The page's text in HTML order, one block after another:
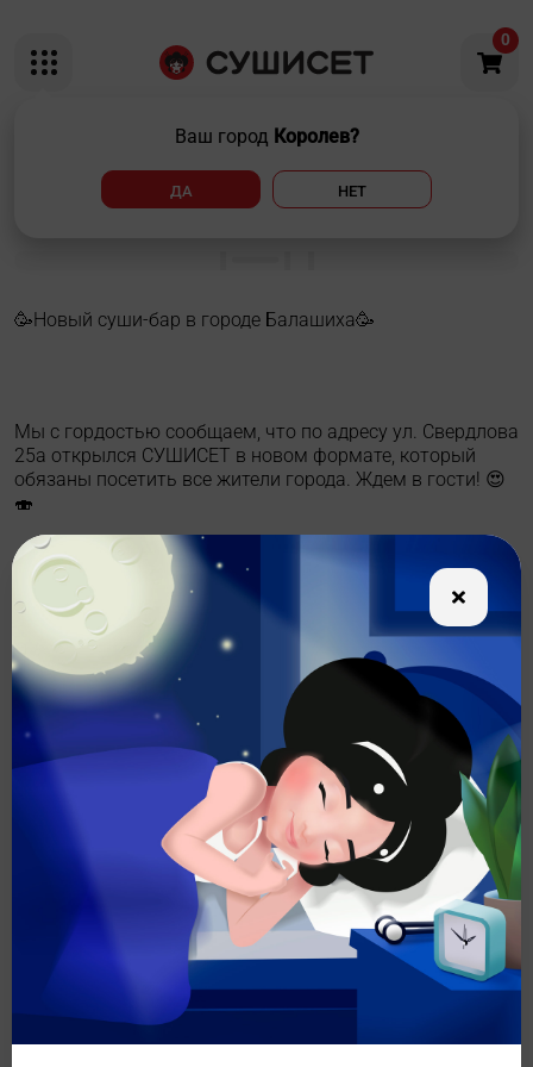
0
Ваш город Королев?
ДА НЕТ
Запустили СУШИСЕТ в
новом формате!
🥳Новый суши-бар в городе Балашиха🥳
Мы с гордостью сообщаем, что по адресу ул. Свердлова
25а открылся СУШИСЕТ в новом формате, который
обязаны посетить все жители города. Ждем в гости! 😍
🍣
✅ Адрес: г. Балашиха, ул. Свердлова 25а
✅ Телефон: +7 969 121-22-88
✅ Время работы: 10:00 - 23:00
Поделиться
Другие новости
Новый
ресторан в нового